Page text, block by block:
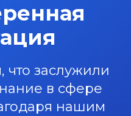
заслужили
в сфере
нашим